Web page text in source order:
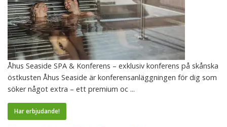
Åhus Seaside SPA & Konferens – exklusiv konferens på skånska
östkusten Åhus Seaside är konferensanläggningen för dig som
söker något extra – ett premium oc ...
Har erbjudande!